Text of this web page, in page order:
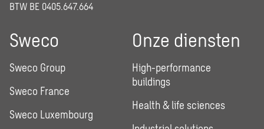
BTW BE 0405.647.664
Sweco
Sweco Group
Sweco France
Sweco Luxembourg
Onze diensten
High-performance
buildings
Health & life sciences